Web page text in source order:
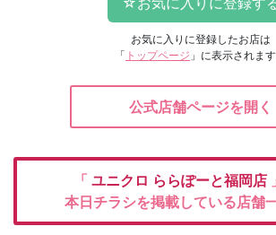
お気に入りに登録したお店は
「 トップページ 」に表示されます
公式店舗ページを開く
「 ユニクロ ららぽーと福岡店
本日チラシを掲載している店舗